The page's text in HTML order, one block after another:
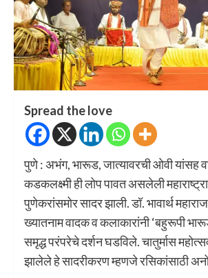
Spread the love
पुणे : अभंग, भारूड, जात्यावरची ओवी यांसह
कडकलक्ष्मी ही लोप पावत असलेली
पुणेकरांसमोर सादर झाली. डॉ. भावार्थ
ख्यातनाम वादक व कलाकारांनी ‘बहुरूपी
समृद्ध परंपरेचे दर्शन घडविले. चातुर्मास
झालेले हे सादरीकरण म्हणजे रसिकांसाठी